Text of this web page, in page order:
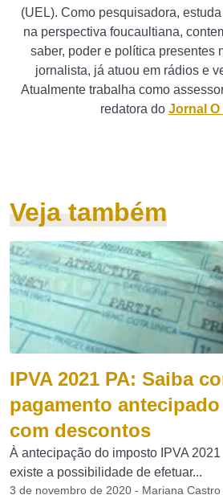
(UEL). Como pesquisadora,
na perspectiva foucaultiana,
saber, poder e política presentes
jornalista, já atuou em rádios e
Atualmente trabalha como
redatora do Jornal O
Veja também
IPVA 2021 PA: Saiba
pagamento
com descontos
À antecipação do imposto IPVA
existe a possibilidade de efetuar...
3 de novembro de 2020 - Mariana Castro